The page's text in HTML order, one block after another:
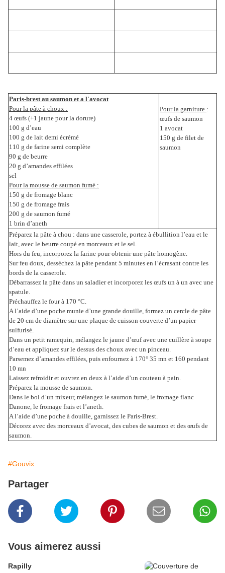
Paris-brest au saumon et a l'avocat
Pour la pâte à choux :
4 œufs (+1 jaune pour la dorure)
100 g d’eau
100 g de lait demi écrémé
110 g de farine semi complète
90 g de beurre
20 g d’amandes effilées
sel
Pour la mousse de saumon fumé :
150 g de fromage blanc
150 g de fromage frais
200 g de saumon fumé
1 brin d’aneth
Pour la garniture :
œufs de saumon
1 avocat
150 g de filet de
saumon
Préparez la pâte à chou : dans une casserole, portez à ébullition l’eau et le
lait, avec le beurre coupé en morceaux et le sel.
Hors du feu, incorporez la farine pour obtenir une pâte homogène.
Sur feu doux, desséchez la pâte pendant 5 minutes en l’écrasant contre les
bords de la casserole.
Débarrassez la pâte dans un saladier et incorporez les œufs un à un avec une
spatule.
Préchauffez le four à 170 °C.
A l’aide d’une poche munie d’une grande douille, formez un cercle de pâte
de 20 cm de diamètre sur une plaque de cuisson couverte d’un papier
sulfurisé.
Dans un petit ramequin, mélangez le jaune d’œuf avec une cuillère à soupe
d’eau et appliquez sur le dessus des choux avec un pinceau.
Parsemez d’amandes effilées, puis enfournez à 170° 35 mn et 160 pendant
10 mn
Laissez refroidir et ouvrez en deux à l’aide d’un couteau à pain.
Préparez la mousse de saumon.
Dans le bol d’un mixeur, mélangez le saumon fumé, le fromage flanc
Danone, le fromage frais et l’aneth.
A l’aide d’une poche à douille, garnissez le Paris-Brest.
Décorez avec des morceaux d’avocat, des cubes de saumon et des œufs de
saumon.
#Gouvix
Partager
Vous aimerez aussi
Rapilly